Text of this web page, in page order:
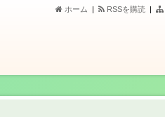
RSSを購読 |
ホーム |